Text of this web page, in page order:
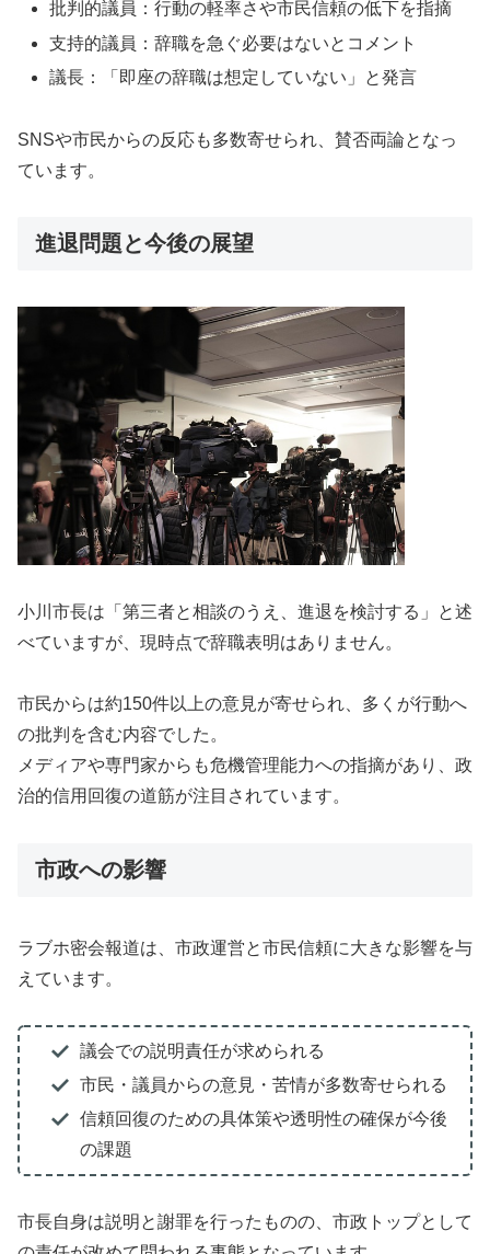
批判的議員：行動の軽率さや市民信頼の低下を指摘
支持的議員：辞職を急ぐ必要はないとコメント
議長：「即座の辞職は想定していない」と発言
SNSや市民からの反応も多数寄せられ、賛否両論となっ
ています。
進退問題と今後の展望
小川市長は「第三者と相談のうえ、進退を検討する」と述
べていますが、現時点で辞職表明はありません。
市民からは約150件以上の意見が寄せられ、多くが行動へ
の批判を含む内容でした。
メディアや専門家からも危機管理能力への指摘があり、政
治的信用回復の道筋が注目されています。
市政への影響
ラブホ密会報道は、市政運営と市民信頼に大きな影響を与
えています。
議会での説明責任が求められる
市民・議員からの意見・苦情が多数寄せられる
信頼回復のための具体策や透明性の確保が今後
の課題
市長自身は説明と謝罪を行ったものの、市政トップとして